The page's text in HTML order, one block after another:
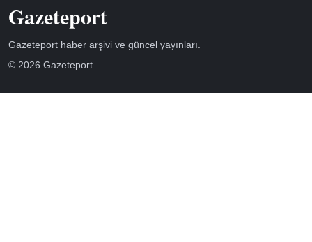
Gazeteport
Gazeteport haber arşivi ve güncel yayınları.
© 2026 Gazeteport